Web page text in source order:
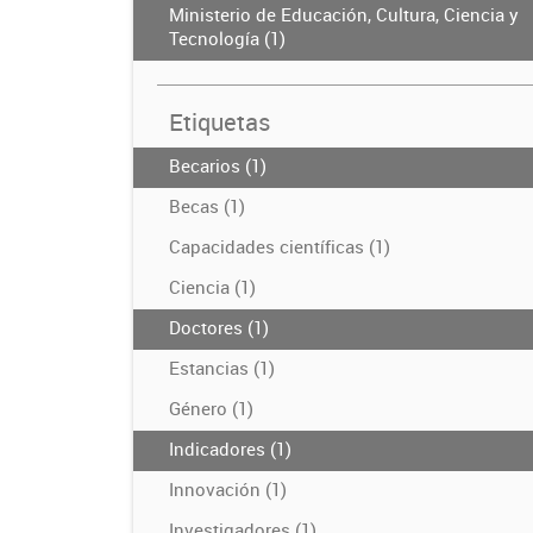
Ministerio de Educación, Cultura, Ciencia y
Tecnología (1)
Etiquetas
Becarios (1)
Becas (1)
Capacidades científicas (1)
Ciencia (1)
Doctores (1)
Estancias (1)
Género (1)
Indicadores (1)
Innovación (1)